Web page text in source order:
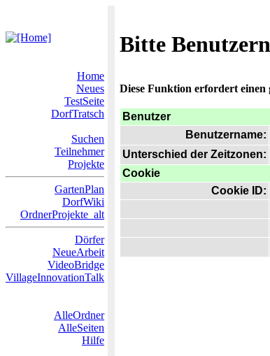
Bitte
Home
Neues
TestSeite
DorfTratsch
Suchen
Teilnehmer
Projekte
GartenPlan
DorfWiki
OrdnerProjekte_alt
Dörfer
NeueArbeit
VideoBridge
VillageInnovationTalk
AlleOrdner
AlleSeiten
Hilfe
Diese Funktion erfordert einen
Benutzer
Benutzername:
Unterschied der Zeitzonen:
Cookie
Cookie ID: